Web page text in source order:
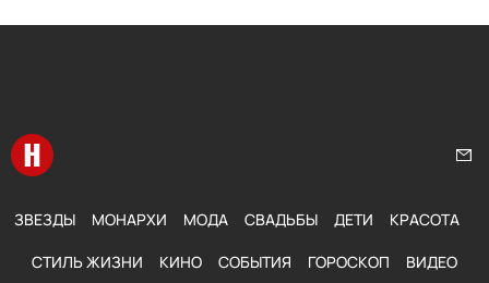
Перейти на главную
ЗВЕЗДЫ МОНАРХИ МОДА СВАДЬБЫ ДЕТИ КРАСОТА
СТИЛЬ ЖИЗНИ КИНО СОБЫТИЯ ГОРОСКОП ВИДЕО